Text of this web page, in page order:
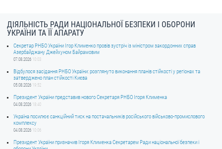
ДІЯЛЬНІСТЬ РАДИ НАЦІОНАЛЬНОЇ БЕЗПЕКИ І ОБОРОНИ
УКРАЇНИ ТА ЇЇ АПАРАТУ
Секретар РНБО України Ігор Клименко провів зустріч із міністром закордонних справ
Азербайджану Джейхуном Байрамовим
07.08.2026 10:03
Відбулося засідання РНБО України: розглянуто виконання планів стійкості у регіонах та
затверджено план стійкості Києва
05.08.2026 19:52
Президент України представив нового Секретаря РНБО Ігоря Клименка
04.08.2026 18:40
Україна посилює санкційний тиск на постачальників російського військово-промислового
комплексу
04.08.2026 10:06
Президент України призначив Ігоря Клименка Секретарем Ради національної безпеки і